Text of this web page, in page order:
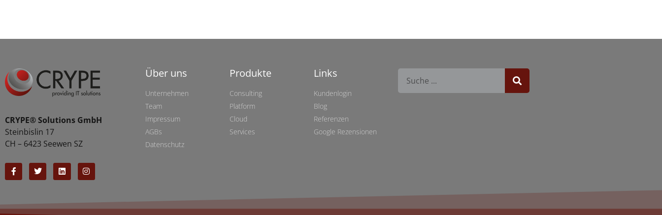
CRYPE® Solutions GmbH
Steinbislin 17
CH – 6423 Seewen SZ
Über uns
Unternehmen
Team
Impressum
AGBs
Datenschutz
Produkte
Consulting
Platform
Cloud
Services
Links
Kundenlogin
Blog
Referenzen
Google Rezensionen